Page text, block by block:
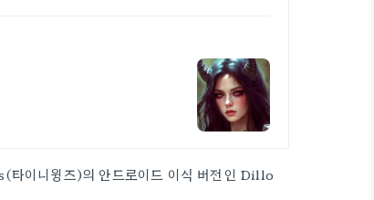
타이니윙즈)의 안드로이드 이식 버전인 Dillo